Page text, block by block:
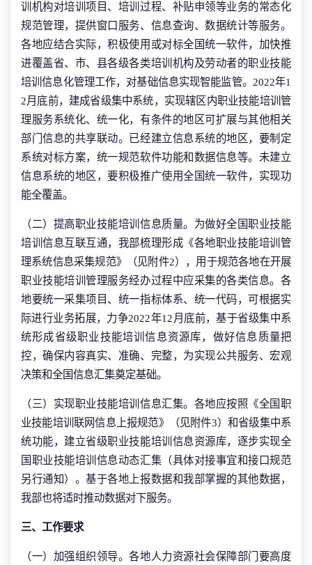
训机构对培训项目、培训过程、补贴申领等业务的常态化
规范管理，提供窗口服务、信息查询、数据统计等服务。
各地应结合实际，积极使用或对标全国统一软件，加快推
进覆盖省、市、县各级各类培训机构及劳动者的职业技能
培训信息化管理工作，对基础信息实现智能监管。2022年1
2月底前，建成省级集中系统，实现辖区内职业技能培训管
理服务系统化、统一化，有条件的地区可扩展与其他相关
部门信息的共享联动。已经建立信息系统的地区，要制定
系统对标方案，统一规范软件功能和数据信息等。未建立
信息系统的地区，要积极推广使用全国统一软件，实现功
能全覆盖。
（二）提高职业技能培训信息质量。为做好全国职业技能
培训信息互联互通，我部梳理形成《各地职业技能培训管
理系统信息采集规范》（见附件2），用于规范各地在开展
职业技能培训管理服务经办过程中应采集的各类信息。各
地要统一采集项目、统一指标体系、统一代码，可根据实
际进行业务拓展，力争2022年12月底前，基于省级集中系
统形成省级职业技能培训信息资源库，做好信息质量把
控，确保内容真实、准确、完整，为实现公共服务、宏观
决策和全国信息汇集奠定基础。
（三）实现职业技能培训信息汇集。各地应按照《全国职
业技能培训联网信息上报规范》（见附件3）和省级集中系
统功能，建立省级职业技能培训信息资源库，逐步实现全
国职业技能培训信息动态汇集（具体对接事宜和接口规范
另行通知）。基于各地上报数据和我部掌握的其他数据，
我部也将适时推动数据对下服务。
三、工作要求
（一）加强组织领导。各地人力资源社会保障部门要高度